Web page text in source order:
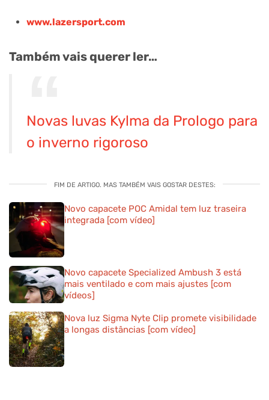
www.lazersport.com
Também vais querer ler…
Novas luvas Kylma da Prologo para
o inverno rigoroso
FIM DE ARTIGO. MAS TAMBÉM VAIS GOSTAR DESTES:
Novo capacete POC Amidal tem luz traseira
integrada [com vídeo]
Novo capacete Specialized Ambush 3 está
mais ventilado e com mais ajustes [com
vídeos]
Nova luz Sigma Nyte Clip promete visibilidade
a longas distâncias [com vídeo]